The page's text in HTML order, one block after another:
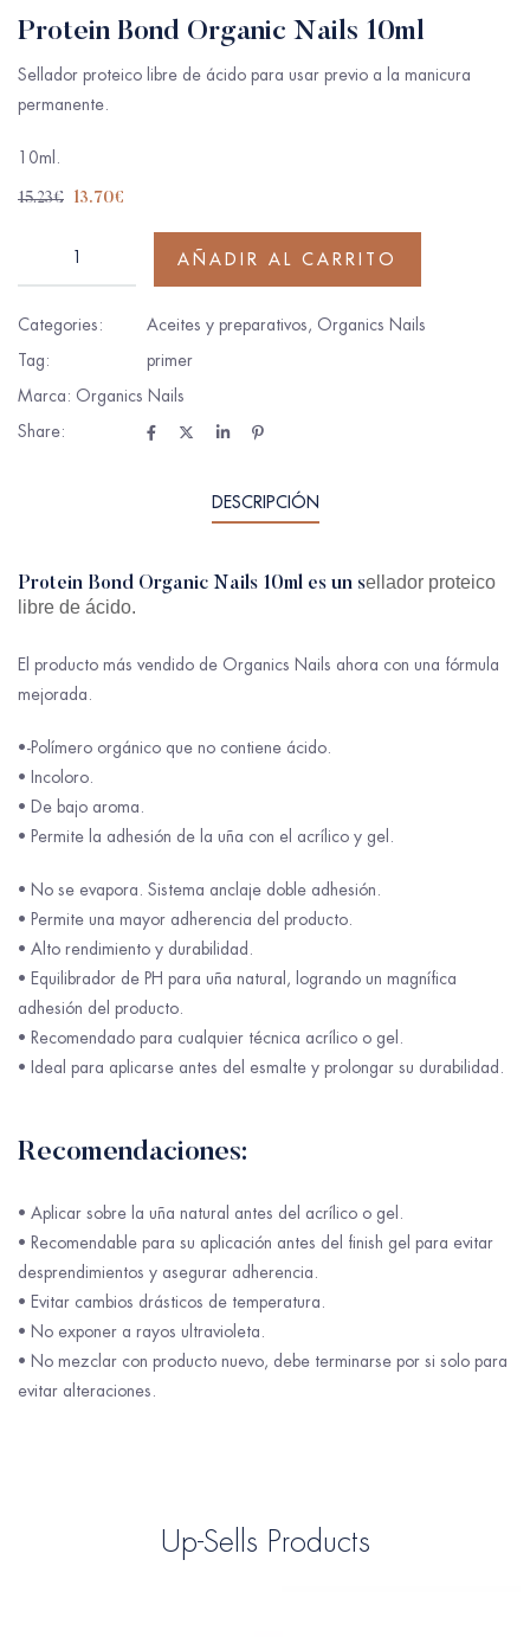
Protein Bond Organic Nails 10ml
Sellador proteico libre de ácido para usar previo a la manicura
permanente.
10ml.
15.23€ 13.70€
AÑADIR AL CARRITO
Categories: Aceites y preparativos, Organics Nails
Tag:
primer
Marca: Organics Nails
Share:
DESCRIPCIÓN
Protein Bond Organic Nails 10ml es un sellador proteico
libre de ácido.
El producto más vendido de Organics Nails ahora con una fórmula
mejorada.
•-Polímero orgánico que no contiene ácido.
• Incoloro.
• De bajo aroma.
• Permite la adhesión de la uña con el acrílico y gel.
• No se evapora. Sistema anclaje doble adhesión.
• Permite una mayor adherencia del producto.
• Alto rendimiento y durabilidad.
• Equilibrador de PH para uña natural, logrando un magnífica
adhesión del producto.
• Recomendado para cualquier técnica acrílico o gel.
• Ideal para aplicarse antes del esmalte y prolongar su durabilidad.
Recomendaciones:
• Aplicar sobre la uña natural antes del acrílico o gel.
• Recomendable para su aplicación antes del finish gel para evitar
desprendimientos y asegurar adherencia.
• Evitar cambios drásticos de temperatura.
• No exponer a rayos ultravioleta.
• No mezclar con producto nuevo, debe terminarse por si solo para
evitar alteraciones.
Up-Sells Products